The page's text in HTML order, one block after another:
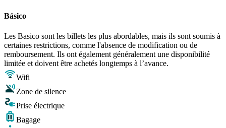
Básico
Les Basico sont les billets les plus abordables, mais ils sont soumis à
certaines restrictions, comme l'absence de modification ou de
remboursement. Ils ont également généralement une disponibilité
limitée et doivent être achetés longtemps à l’avance.
Wifi
Zone de silence
Prise électrique
Bagage